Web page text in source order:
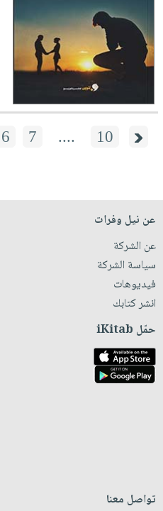
6 7 .... 10
عن نيل وفرات
عن الشركة
سياسة الشركة
فيديوهات
انشر كتابك
حمّل iKitab
تواصل معنا